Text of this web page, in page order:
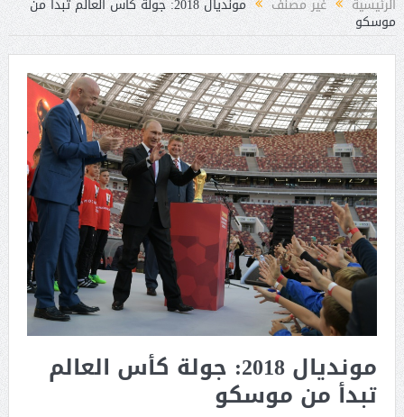
موسكو
مونديال 2018: جولة كأس العالم
تبدأ من موسكو